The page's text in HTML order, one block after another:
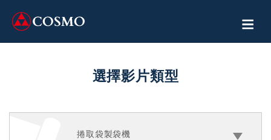
影片專區
選擇影片類型
捲取袋製袋機